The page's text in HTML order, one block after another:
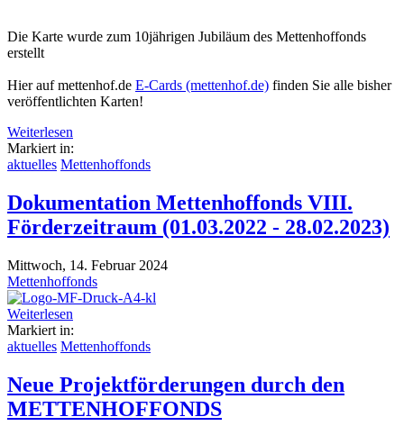
Die Karte wurde zum 10jährigen Jubiläum des Mettenhoffonds
erstellt
Hier auf mettenhof.de E-Cards (mettenhof.de) finden Sie alle bisher
veröffentlichten Karten!
Weiterlesen
Markiert in:
aktuelles Mettenhoffonds
Dokumentation Mettenhoffonds VIII.
Förderzeitraum (01.03.2022 - 28.02.2023)
Mittwoch, 14. Februar 2024
Mettenhoffonds
Weiterlesen
Markiert in:
aktuelles Mettenhoffonds
Neue Projektförderungen durch den
METTENHOFFONDS